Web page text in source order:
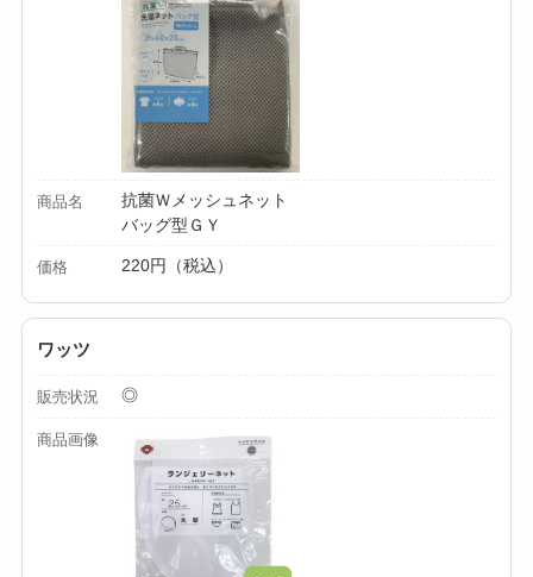
商品名
抗菌Ｗメッシュネット
バッグ型ＧＹ
価格 220円（税込）
ワッツ
販売状況 ◎
商品画像